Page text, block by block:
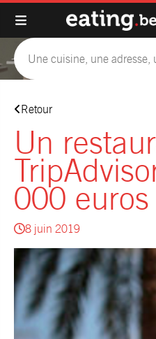
Retour
Un
000 euros
8 juin 2019